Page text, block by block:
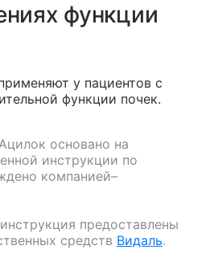
функции
у пациентов с
функции почек.
основано на
инструкции по
компанией–
предоставлены
средств Видаль.